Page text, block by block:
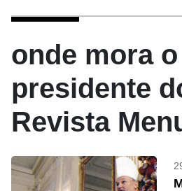
onde mora o
presidente
Revista